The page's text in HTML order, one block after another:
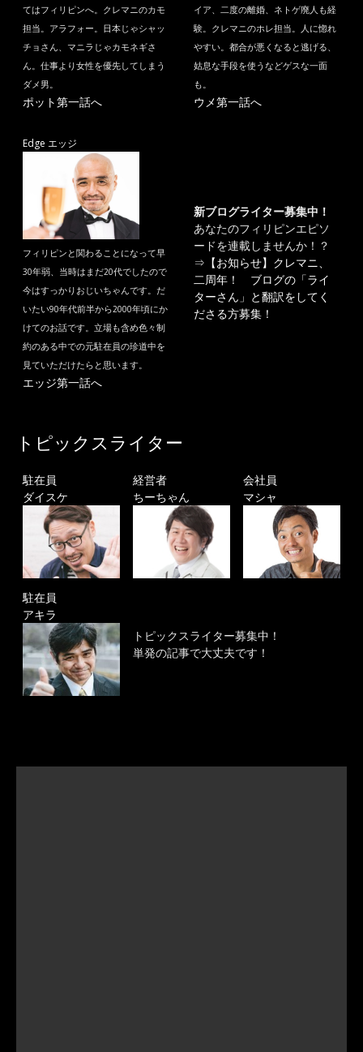
てはフィリピンへ。クレマニのカモ
担当。アラフォー。日本じゃシャッ
チョさん、マニラじゃカモネギさ
ん。仕事より女性を優先してしまう
ダメ男。
ポット第一話へ
イア、二度の離婚、ネトゲ廃人も経
験。クレマニのホレ担当。人に惚れ
やすい。都合が悪くなると逃げる、
姑息な手段を使うなどゲスな一面
も。
ウメ第一話へ
Edge エッジ
フィリピンと関わることになって早
30年弱、当時はまだ20代でしたので
今はすっかりおじいちゃんです。だ
いたい90年代前半から2000年頃にか
けてのお話です。立場も含め色々制
約のある中での元駐在員の珍道中を
見ていただけたらと思います。
エッジ第一話へ
新ブログライター募集中！
あなたのフィリピンエピソ
ードを連載しませんか！？
⇒ 【お知らせ】クレマニ、
二周年！ ブログの「ライ
ターさん」と翻訳をしてく
ださる方募集！
トピックスライター
駐在員
ダイスケ
経営者
ちーちゃん
会社員
マシャ
駐在員
アキラ
トピックスライター募集中！
単発の記事で大丈夫です！